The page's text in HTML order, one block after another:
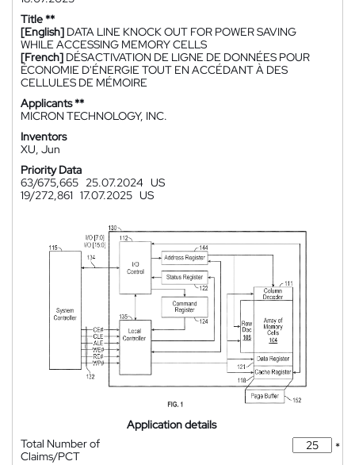
Title **
[English] DATA LINE KNOCK OUT FOR POWER SAVING
WHILE ACCESSING MEMORY CELLS
[French] DÉSACTIVATION DE LIGNE DE DONNÉES POUR
ÉCONOMIE D'ÉNERGIE TOUT EN ACCÉDANT À DES
CELLULES DE MÉMOIRE
Applicants **
MICRON TECHNOLOGY, INC.
Inventors
XU, Jun
Priority Data
63/675,665 25.07.2024 US
19/272,861 17.07.2025 US
Application details
Total Number of
Claims/PCT
*